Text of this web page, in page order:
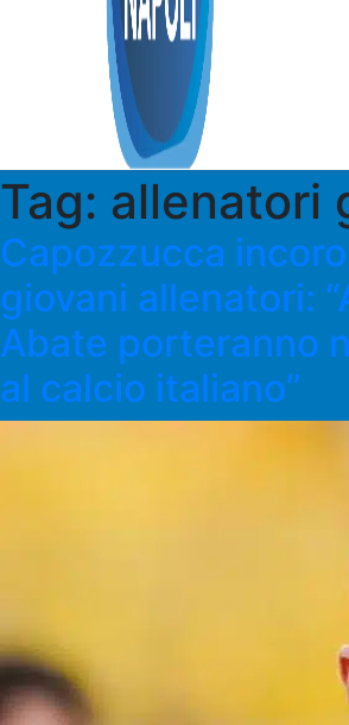
Tag: allenatori
Capozzucca
giovani allenatori:
Abate porteranno
al calcio italiano”